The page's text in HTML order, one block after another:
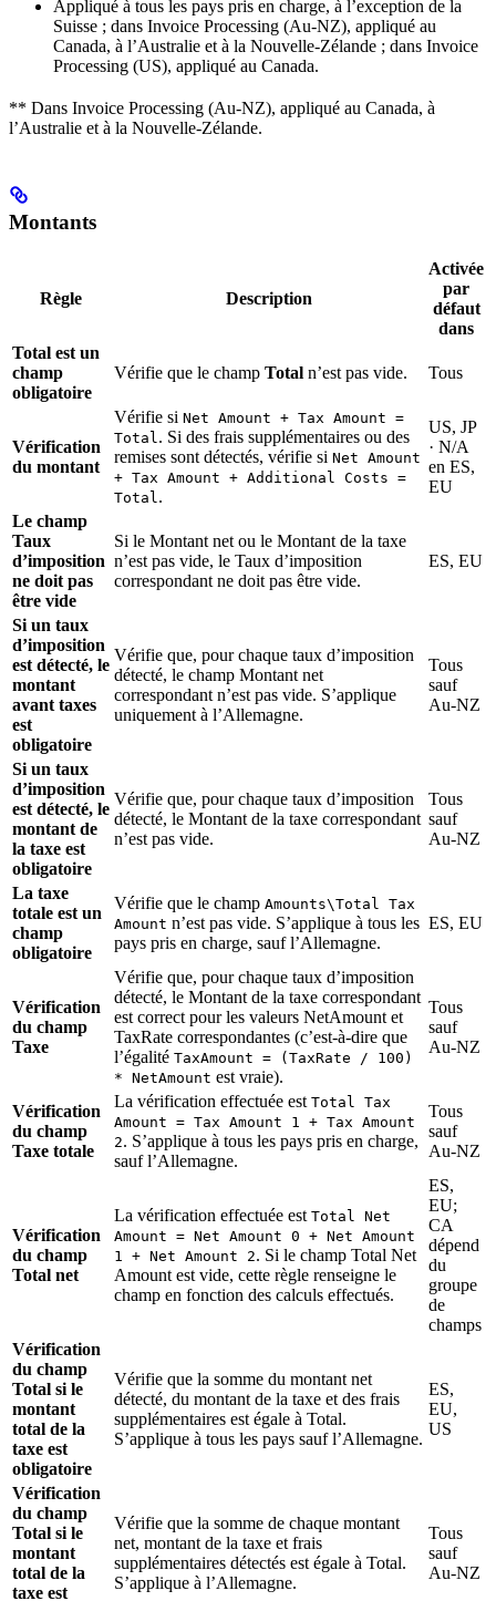
Appliqué à tous les pays pris en charge, à l’exception de la
Suisse ; dans Invoice Processing (Au-NZ), appliqué au
Canada, à l’Australie et à la Nouvelle-Zélande ; dans Invoice
Processing (US), appliqué au Canada.
** Dans Invoice Processing (Au-NZ), appliqué au Canada, à
l’Australie et à la Nouvelle-Zélande.
Montants
Règle Description
Activée
par
défaut
dans
Total est un
champ
obligatoire
Vérifie que le champ Total n’est pas vide. Tous
Vérification
du montant
Vérifie si Net Amount + Tax Amount =
Total. Si des frais supplémentaires ou des
remises sont détectés, vérifie si Net Amount
+ Tax Amount + Additional Costs =
Total.
US, JP
· N/A
en ES,
EU
Le champ
Taux
d’imposition
ne doit pas
être vide
Si le Montant net ou le Montant de la taxe
n’est pas vide, le Taux d’imposition
correspondant ne doit pas être vide.
ES, EU
Si un taux
d’imposition
est détecté, le
montant
avant taxes
est
obligatoire
Vérifie que, pour chaque taux d’imposition
détecté, le champ Montant net
correspondant n’est pas vide. S’applique
uniquement à l’Allemagne.
Tous
sauf
Au-NZ
Si un taux
d’imposition
est détecté, le
montant de
la taxe est
obligatoire
Vérifie que, pour chaque taux d’imposition
détecté, le Montant de la taxe correspondant
n’est pas vide.
Tous
sauf
Au-NZ
La taxe
totale est un
champ
obligatoire
Vérifie que le champ Amounts\Total Tax
Amount n’est pas vide. S’applique à tous les
pays pris en charge, sauf l’Allemagne.
ES, EU
Vérification
du champ
Taxe
Vérifie que, pour chaque taux d’imposition
détecté, le Montant de la taxe correspondant
est correct pour les valeurs NetAmount et
TaxRate correspondantes (c’est-à-dire que
l’égalité TaxAmount = (TaxRate / 100)
* NetAmount est vraie).
Tous
sauf
Au-NZ
Vérification
du champ
Taxe totale
La vérification effectuée est Total Tax
Amount = Tax Amount 1 + Tax Amount
2. S’applique à tous les pays pris en charge,
sauf l’Allemagne.
Tous
sauf
Au-NZ
Vérification
du champ
Total net
La vérification effectuée est Total Net
Amount = Net Amount 0 + Net Amount
1 + Net Amount 2. Si le champ Total Net
Amount est vide, cette règle renseigne le
champ en fonction des calculs effectués.
ES,
EU;
CA
dépend
du
groupe
de
champs
Vérification
du champ
Total si le
montant
total de la
taxe est
obligatoire
Vérifie que la somme du montant net
détecté, du montant de la taxe et des frais
supplémentaires est égale à Total.
S’applique à tous les pays sauf l’Allemagne.
ES,
EU,
US
Vérification
du champ
Total si le
montant
total de la
taxe est
Vérifie que la somme de chaque montant
net, montant de la taxe et frais
supplémentaires détectés est égale à Total.
S’applique à l’Allemagne.
Tous
sauf
Au-NZ